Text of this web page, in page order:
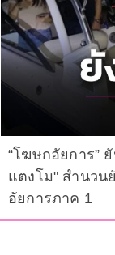
“โฆษกอัยการ”
แตงโม" สำนวน
อัยการภาค 1